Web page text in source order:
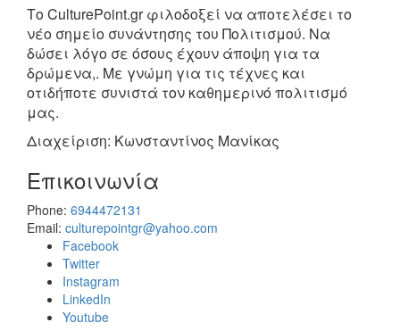
Το CulturePoint.gr φιλοδοξεί να αποτελέσει το
νέο σημείο συνάντησης του Πολιτισμού. Να
δώσει λόγο σε όσους έχουν άποψη για τα
δρώμενα,. Με γνώμη για τις τέχνες και
οτιδήποτε συνιστά τον καθημερινό πολιτισμό
μας.
Διαχείριση: Κωνσταντίνος Μανίκας
Επικοινωνία
Phone: 6944472131
Email: culturepointgr@yahoo.com
Facebook
Twitter
Instagram
LinkedIn
Youtube